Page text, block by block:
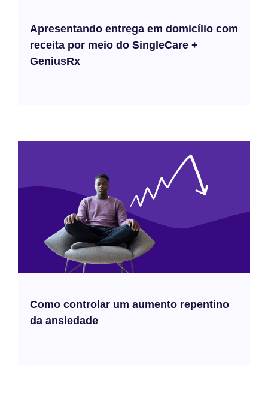
Apresentando entrega em domicílio com
receita por meio do SingleCare +
GeniusRx
Como controlar um aumento repentino
da ansiedade